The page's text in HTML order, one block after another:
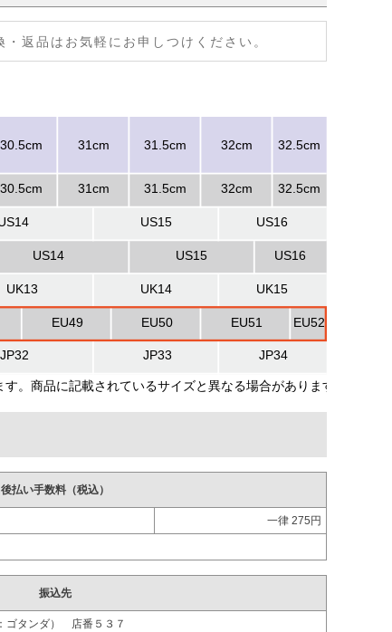
・返品はお気軽にお申しつけください。
後払い手数料（税込）
一律 275円
振込先
ゴタンダ） 店番５３７